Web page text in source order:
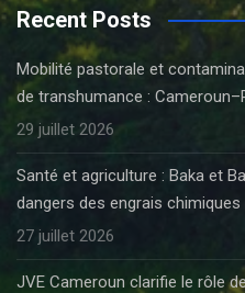
Recent Posts
Mobilité pastorale et
de transhumance :
29 juillet 2026
Santé et agriculture : Baka et
dangers des engrais chimiques
27 juillet 2026
JVE Cameroun clarifie le rôle